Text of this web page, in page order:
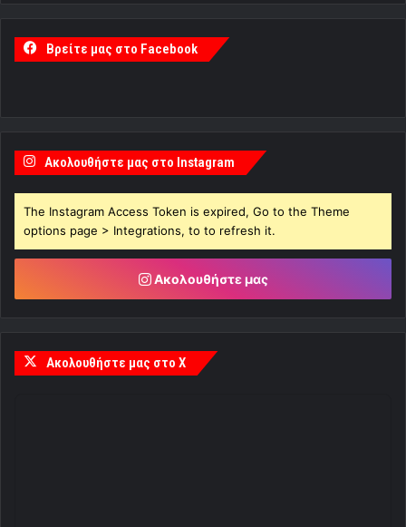
Βρείτε μας στο Facebook
Ακολουθήστε μας στο Instagram
The Instagram Access Token is expired, Go to the Theme
options page > Integrations, to to refresh it.
Ακολουθήστε μας
Ακολουθήστε μας στο X